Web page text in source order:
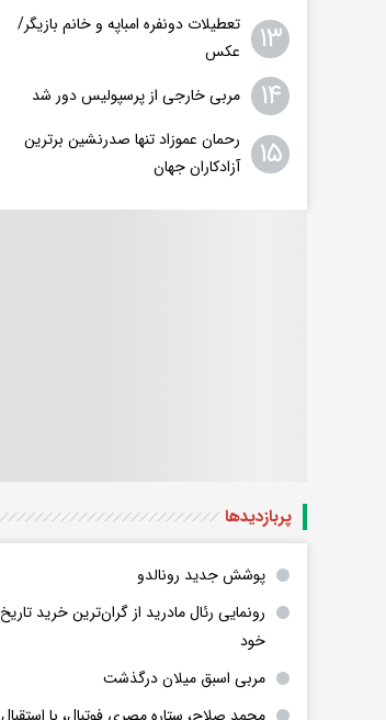
۱۳
تعطیلات دونفره امباپه و خانم بازیگر/
عکس
۱۴ مربی خارجی از پرسپولیس دور شد
۱۵
رحمان عموزاد تنها صدرنشین برترین
آزادکاران جهان
پربازدید‌ها
پوشش جدید رونالدو
رونمایی رئال مادرید از گران‌ترین خرید تاریخ
خود
مربی اسبق میلان درگذشت